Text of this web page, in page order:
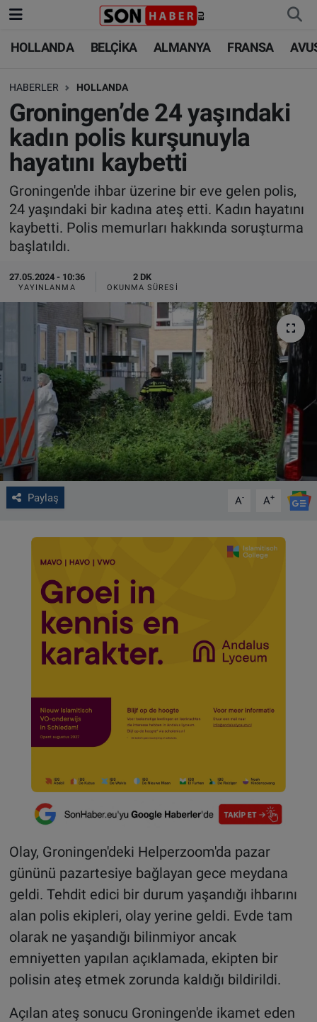
HOLLANDA BELÇİKA ALMANYA FRANSA
HABERLER HOLLANDA
Groningen’de 24 yaşındaki
kadın polis kurşunuyla
hayatını kaybetti
Groningen'de ihbar üzerine bir eve gelen polis,
24 yaşındaki bir kadına ateş etti. Kadın hayatını
kaybetti. Polis memurları hakkında soruşturma
başlatıldı.
27.05.2024 - 10:36
YAYINLANMA
2 DK
OKUNMA SÜRESI
Paylaş A- A+
Olay, Groningen'deki Helperzoom'da pazar
gününü pazartesiye bağlayan gece meydana
geldi. Tehdit edici bir durum yaşandığı ihbarını
alan polis ekipleri, olay yerine geldi. Evde tam
olarak ne yaşandığı bilinmiyor ancak
emniyetten yapılan açıklamada, ekipten bir
polisin ateş etmek zorunda kaldığı bildirildi.
Açılan ateş sonucu Groningen'de ikamet eden
HOLLANDA
BELÇİKA
ALMANYA
FRANSA
AVUSTURYA
SAĞLIK - YAŞAM
BİLİM-TEKNOLOJİ
HOLLANDA
BELÇİKA
ALMANYA
TÜRKİYE
DÜNYA
BİLİM-TEKNOLOJİ
SAĞLIK
FOTO GALERİ
ALGEMENE VOORWAARDEN
CONTACT
Çerez Politikası
Nöbetçi Eczaneler
Hava Durumu
Trafik Durumu
Süper Lig Puan Durumu ve Fikstür
Tüm Manşetler
Son Dakika Haberleri
Haber Arşivi